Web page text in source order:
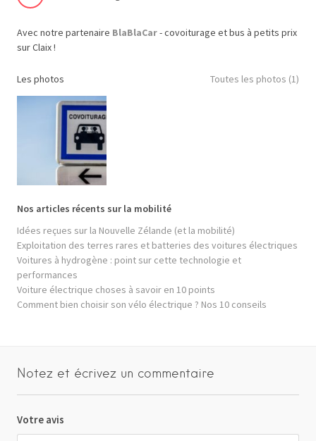
Avec notre partenaire BlaBlaCar- covoiturage et bus à petits prix
sur Claix !
Les photos Toutes les photos (1)
Nos articles récents sur la mobilité
Idées reçues sur la Nouvelle Zélande (et la mobilité)
Exploitation des terres rares et batteries des voitures électriques
Voitures à hydrogène : point sur cette technologie et
performances
Voiture électrique choses à savoir en 10 points
Comment bien choisir son vélo électrique ? Nos 10 conseils
Notez et écrivez un commentaire
Votre avis